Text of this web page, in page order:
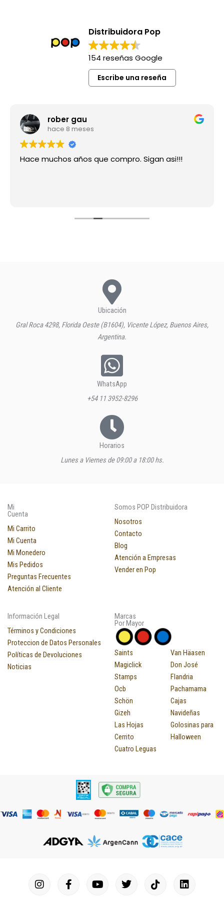
Distribuidora Pop
154 reseñas Google
Escribe una reseña
rober gau
hace 8 meses
Hace muchos años que compro. Sigan asi!!!
Ubicación
Gral Roca 4298, Florida Oeste (B1604), Vicente López, Buenos Aires,
Argentina.
WhatsApp
+54 11 3952-8296
Horarios
Lunes a Viernes de 09:00 a 18:00 hs.
Mi
Cuenta
Mi Carrito
Mi Cuenta
Mi Monedero
Mis Pedidos
Preguntas Frecuentes
Atención al Cliente
Somos POP Distribuidora
Nosotros
Contacto
Blog
Atención a Empresas
Vender en Pop
Información Legal
Términos y Condiciones
Proteccion de Datos Personales
Políticas de Devoluciones
Noticias
Marcas
Por Mayor
Saints
Magiclick
Stamps
Ocb
Schön
Gizeh
Las Hojas
Cerrito
Cuatro Leguas
Van Häasen
Don José
Flandria
Pachamama
Cajas
Navideñas
Golosinas para
Halloween
I
n
F
a
Y
o
T
w
I
c
L
i